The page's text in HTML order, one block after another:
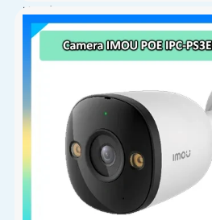
hình ảnh CMOS camera CS-BC1c/
camera giá rẻ với khả năng lưu trữ
thông qua khe thẻ nhớ